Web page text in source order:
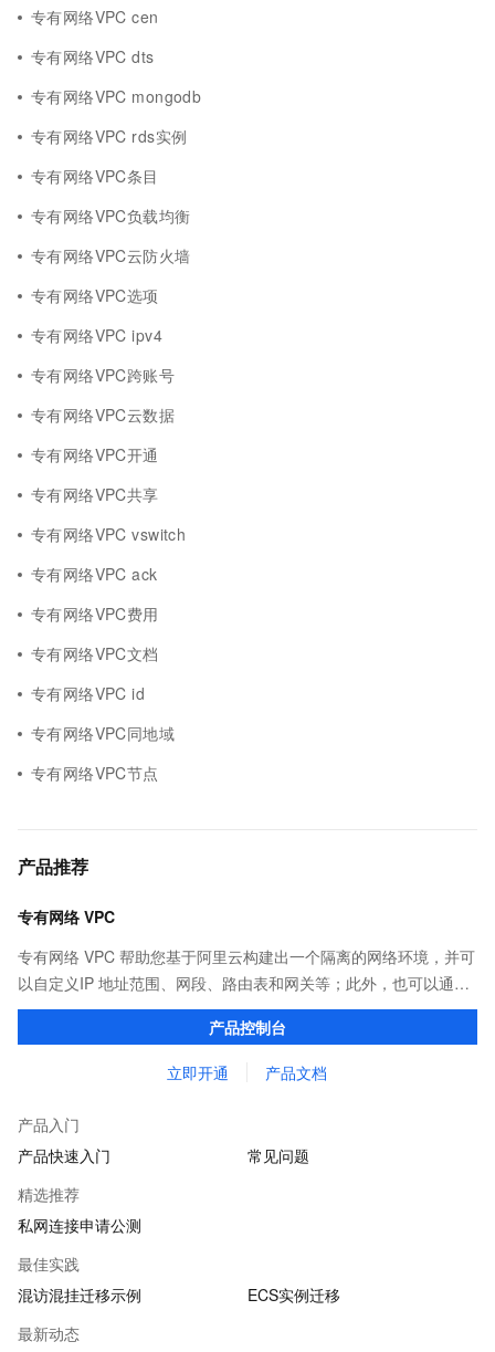
专有网络VPC cen
专有网络VPC dts
专有网络VPC mongodb
专有网络VPC rds实例
专有网络VPC条目
专有网络VPC负载均衡
专有网络VPC云防火墙
专有网络VPC选项
专有网络VPC ipv4
专有网络VPC跨账号
专有网络VPC云数据
专有网络VPC开通
专有网络VPC共享
专有网络VPC vswitch
专有网络VPC ack
专有网络VPC费用
专有网络VPC文档
专有网络VPC id
专有网络VPC同地域
专有网络VPC节点
产品推荐
专有网络 VPC
专有网络 VPC 帮助您基于阿里云构建出一个隔离的网络环境，并可
以自定义IP 地址范围、网段、路由表和网关等；此外，也可以通过
专线/VPN/GRE等连接方式实现云上VPC与传统IDC的互联，构建混
产品控制台
立即开通 产品文档
产品入门
产品快速入门
常见问题
精选推荐
私网连接申请公测
最佳实践
混访混挂迁移示例
ECS实例迁移
最新动态